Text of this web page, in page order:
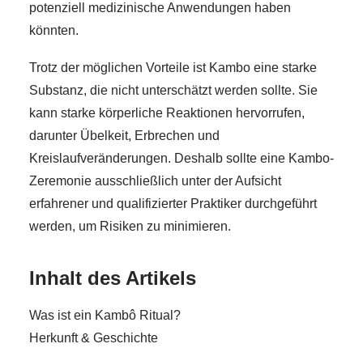
potenziell medizinische Anwendungen haben
könnten.
Trotz der möglichen Vorteile ist Kambo eine starke
Substanz, die nicht unterschätzt werden sollte. Sie
kann starke körperliche Reaktionen hervorrufen,
darunter Übelkeit, Erbrechen und
Kreislaufveränderungen. Deshalb sollte eine Kambo-
Zeremonie ausschließlich unter der Aufsicht
erfahrener und qualifizierter Praktiker durchgeführt
werden, um Risiken zu minimieren.
Inhalt des Artikels
Was ist ein Kambô Ritual?
Herkunft & Geschichte